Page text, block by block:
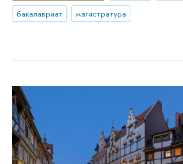
бакалавриат
магистратура